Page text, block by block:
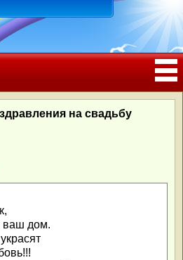
РОЖДЕНИЯ, ЮБИЛЕЕМ
на свадьбу
ваш дом.